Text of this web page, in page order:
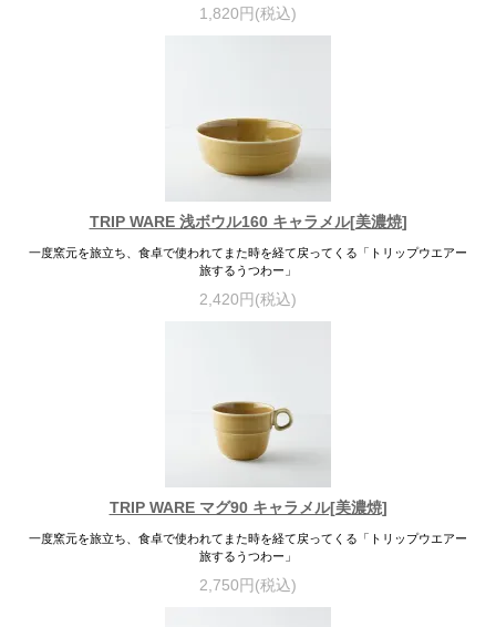
1,820円(税込)
TRIP WARE 浅ボウル160 キャラメル[美濃焼]
一度窯元を旅立ち、食卓で使われてまた時を経て戻ってくる「トリップウエアー
旅するうつわー」
2,420円(税込)
TRIP WARE マグ90 キャラメル[美濃焼]
一度窯元を旅立ち、食卓で使われてまた時を経て戻ってくる「トリップウエアー
旅するうつわー」
2,750円(税込)